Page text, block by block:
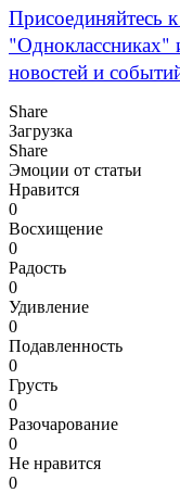
Присоединяйтесь
"Одноклассниках"
новостей и
Share
Загрузка
Share
Эмоции от статьи
Нравится
0
Восхищение
0
Радость
0
Удивление
0
Подавленность
0
Грусть
0
Разочарование
0
Не нравится
0